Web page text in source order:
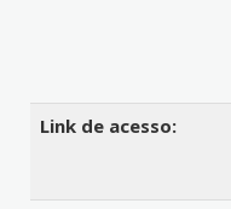
Link de acesso: